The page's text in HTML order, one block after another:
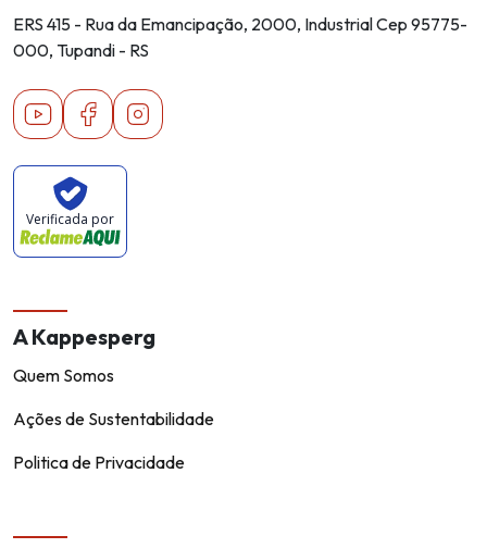
ERS 415 - Rua da Emancipação, 2000, Industrial Cep 95775-
000, Tupandi - RS
YoutubeFacebookInstagram
Verificada por
A Kappesperg
Quem Somos
Ações de Sustentabilidade
Politica de Privacidade